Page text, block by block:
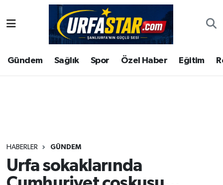
Gündem Sağlık Spor Özel Haber Eğitim
HABERLER GÜNDEM
Urfa sokaklarında
ASAYİS
ÇEVRE
Gündem
Şanlıurfa Nöbetçi Eczaneler
Şanlıurfa Hava Durumu
Tüm Manşetler